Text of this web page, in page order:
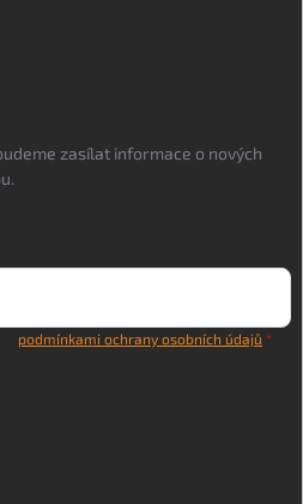
zasílat informace o nových
podmínkami ochrany osobních údajů